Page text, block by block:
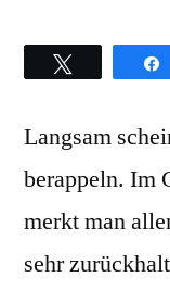
Langsam
berappeln. Im
merkt man
sehr